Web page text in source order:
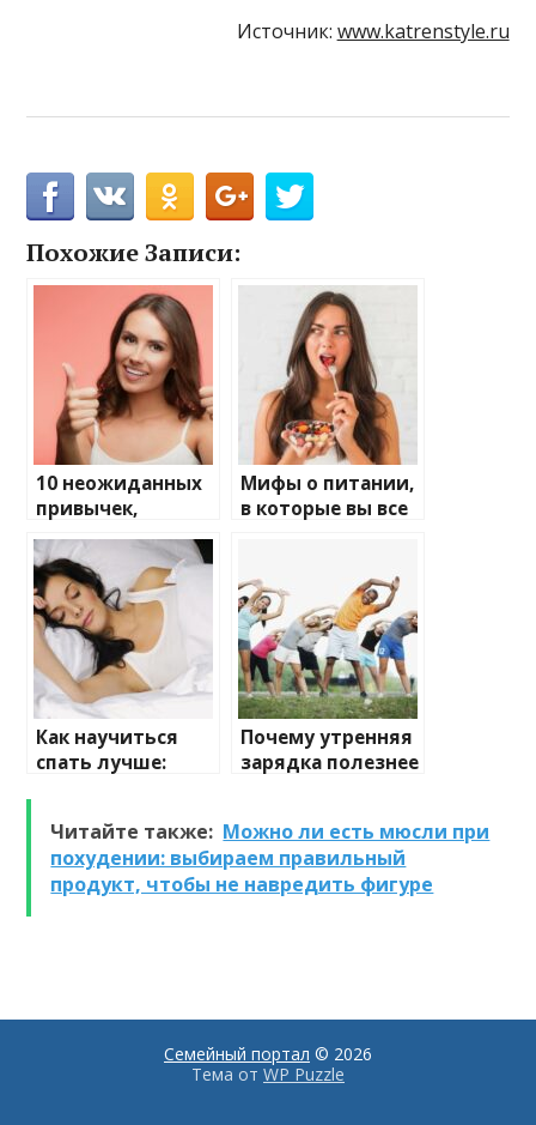
Источник: www.katrenstyle.ru
Похожие Записи:
10 неожиданных
привычек,
которые
улучшают
здоровье
Мифы о питании,
в которые вы все
Как научиться
спать лучше:
Почему утренняя
зарядка полезнее
Читайте также: Можно ли есть мюсли при
похудении: выбираем правильный
продукт, чтобы не навредить фигуре
Семейный портал © 2026
Тема от WP Puzzle